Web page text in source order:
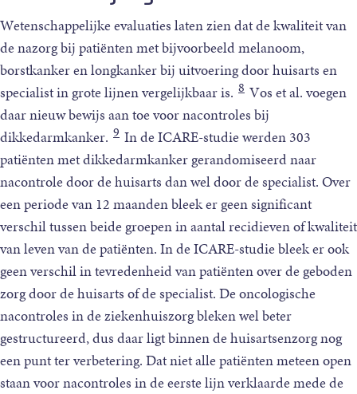
Wetenschappelijke evaluaties laten zien dat de kwaliteit van
de nazorg bij patiënten met bijvoorbeeld melanoom,
borstkanker en longkanker bij uitvoering door huisarts en
specialist in grote lijnen vergelijkbaar is. 8 Vos et al. voegen
daar nieuw bewijs aan toe voor nacontroles bij
dikkedarmkanker. 9 In de ICARE-studie werden 303
patiënten met dikkedarmkanker gerandomiseerd naar
nacontrole door de huisarts dan wel door de specialist. Over
een periode van 12 maanden bleek er geen significant
verschil tussen beide groepen in aantal recidieven of kwaliteit
van leven van de patiënten. In de ICARE-studie bleek er ook
geen verschil in tevredenheid van patiënten over de geboden
zorg door de huisarts of de specialist. De oncologische
nacontroles in de ziekenhuiszorg bleken wel beter
gestructureerd, dus daar ligt binnen de huisartsenzorg nog
een punt ter verbetering. Dat niet alle patiënten meteen open
staan voor nacontroles in de eerste lijn verklaarde mede de